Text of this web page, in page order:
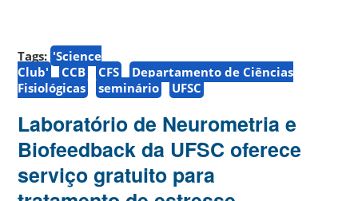
Tags: 'Science
Club'
CCB CFS
Departamento de Ciências
Fisiológicas
seminário UFSC
Laboratório de Neurometria e
Biofeedback da UFSC oferece
serviço gratuito para